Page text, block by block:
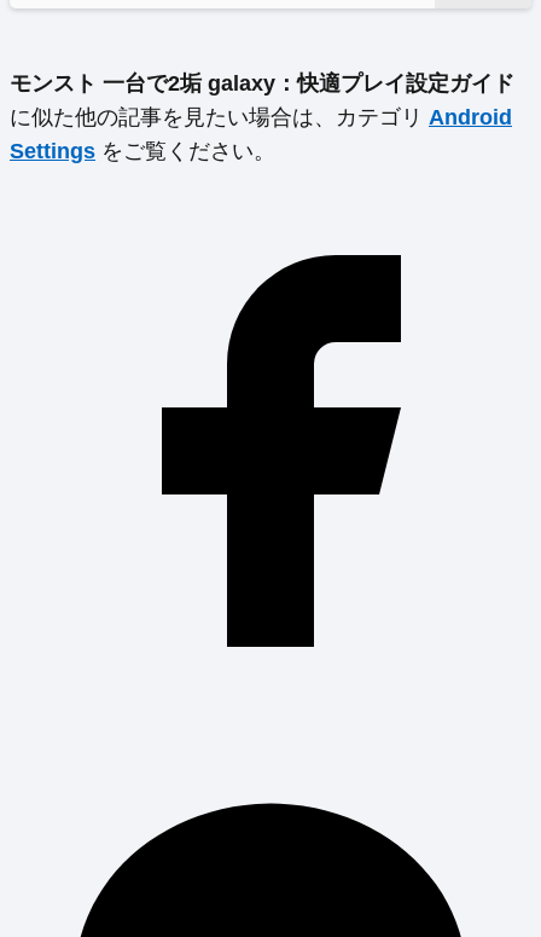
モンスト 一台で2垢 galaxy：快適プレイ設定ガイド
に似た他の記事を見たい場合は、カテゴリ Android
Settings をご覧ください。